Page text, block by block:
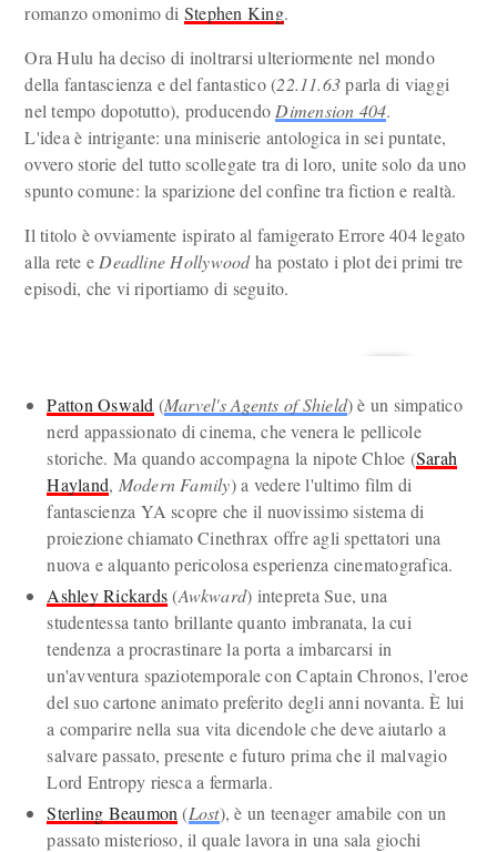
romanzo omonimo di Stephen King.
Ora Hulu ha deciso di inoltrarsi ulteriormente nel mondo
della fantascienza e del fantastico (22.11.63parla di viaggi
nel tempo dopotutto), producendo Dimension 404.
L'idea è intrigante: una miniserie antologica in sei puntate,
ovvero storie del tutto scollegate tra di loro, unite solo da uno
spunto comune: la sparizione del confine tra fiction e realtà.
Il titolo è ovviamente ispirato al famigerato Errore 404 legato
alla rete e Deadline Hollywoodha postato i plot dei primi tre
episodi, che vi riportiamo di seguito.
Patton Oswald (Marvel's Agents of Shield) è un simpatico
nerd appassionato di cinema, che venera le pellicole
storiche. Ma quando accompagna la nipote Chloe (Sarah
Hayland, Modern Family) a vedere l'ultimo film di
fantascienza YA scopre che il nuovissimo sistema di
proiezione chiamato Cinethrax offre agli spettatori una
nuova e alquanto pericolosa esperienza cinematografica.
Ashley Rickards(Awkward) intepreta Sue, una
studentessa tanto brillante quanto imbranata, la cui
tendenza a procrastinare la porta a imbarcarsi in
un'avventura spaziotemporale con Captain Chronos, l'eroe
del suo cartone animato preferito degli anni novanta. È lui
a comparire nella sua vita dicendole che deve aiutarlo a
salvare passato, presente e futuro prima che il malvagio
Lord Entropy riesca a fermarla.
Sterling Beaumon (Lost), è un teenager amabile con un
passato misterioso, il quale lavora in una sala giochi